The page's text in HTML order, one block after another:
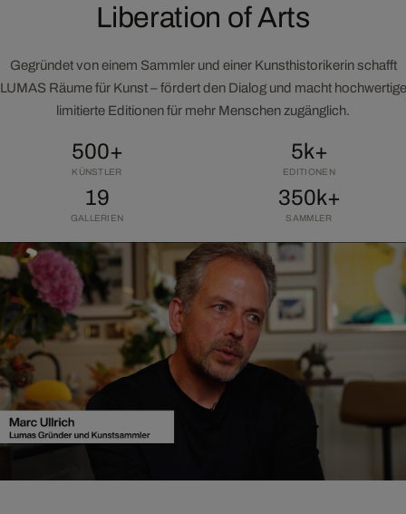
Liberation of Arts
Gegründet von einem Sammler und einer Kunsthistorikerin schafft
LUMAS Räume für Kunst – fördert den Dialog und macht hochwertige
limitierte Editionen für mehr Menschen zugänglich.
500+
KÜNSTLER
5k+
EDITIONEN
19
GALLERIEN
350k+
SAMMLER